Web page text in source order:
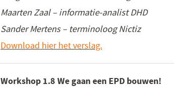
Maarten Zaal – informatie-analist DHD
Sander Mertens – terminoloog Nictiz
Download hier het verslag.
Workshop 1.8 We gaan een EPD bouwen!